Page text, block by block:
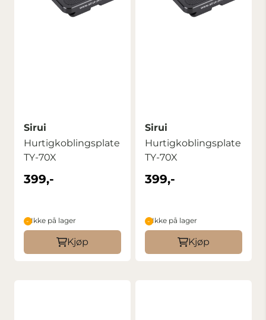
Sirui
Hurtigkoblingsplate
TY-70X
399,-
Ikke på lager
Kjøp
Sirui
Hurtigkoblingsplate
TY-70X
399,-
Ikke på lager
Kjøp